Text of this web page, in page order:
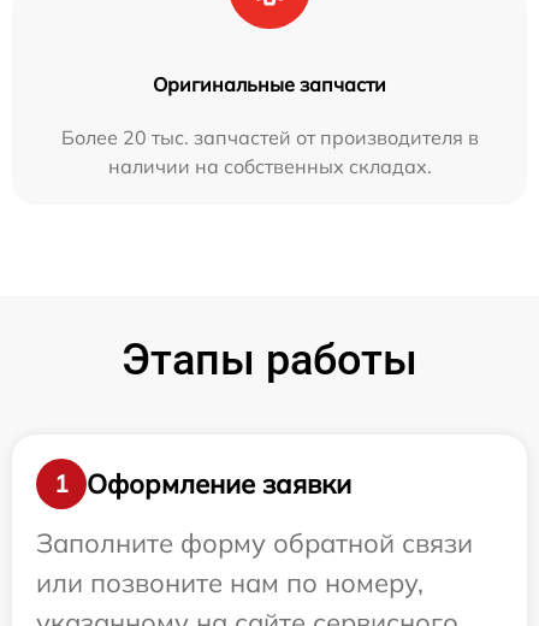
Оригинальные запчасти
Более 20 тыс. запчастей от производителя в
наличии на собственных складах.
Этапы работы
1
Оформление заявки
Заполните форму обратной связи
или позвоните нам по номеру,